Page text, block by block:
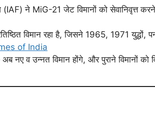
ने MiG-21 जेट विमानों को सेवानिवृत्त
विमान रहा है, जिसने 1965, 1971 युद्धों,
of India
व उन्नत विमान होंगे, और पुराने विमानों को